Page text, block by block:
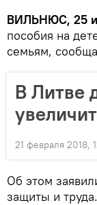
ВИЛЬНЮС, 25
пособия на
семьям,
В Литве
21 февраля 2018,
Об этом
защиты и труда.